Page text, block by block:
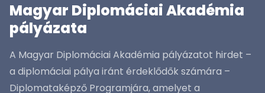
Magyar Diplomáciai Akadémia
pályázata
A Magyar Diplomáciai Akadémia pályázatot hirdet –
a diplomáciai pálya iránt érdeklődők számára –
Diplomataképző Programjára, amelyet a